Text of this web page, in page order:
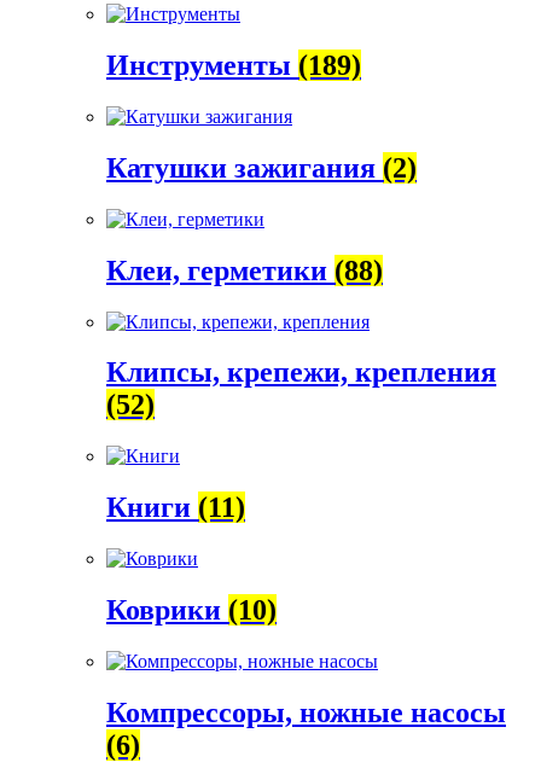
Инструменты (189)
Катушки зажигания (2)
Клеи, герметики (88)
Клипсы, крепежи, крепления
(52)
Книги (11)
Коврики (10)
Компрессоры, ножные насосы
(6)